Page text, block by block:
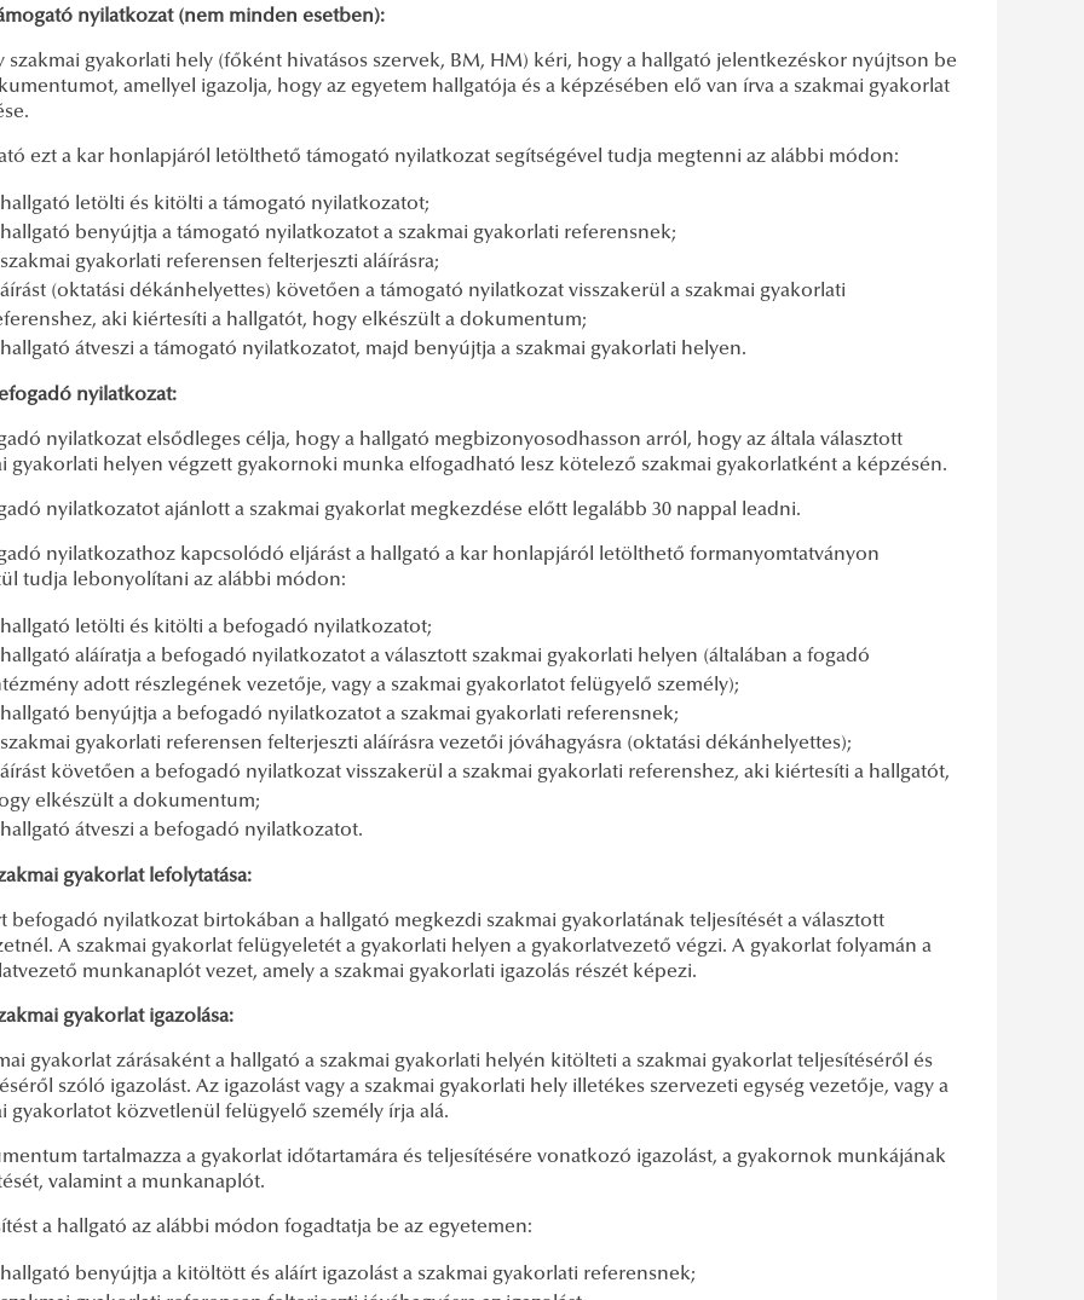
nyilatkozat (nem minden esetben):
szakmai gyakorlati hely (főként hivatásos szervek, BM, HM) kéri, hogy a hallgató jelentkezéskor nyújtson be
amellyel igazolja, hogy az egyetem hallgatója és a képzésében elő van írva a szakmai gyakorlat
ezt a kar honlapjáról letölthető támogató nyilatkozat segítségével tudja megtenni az alábbi módon:
letölti és kitölti a támogató nyilatkozatot;
benyújtja a támogató nyilatkozatot a szakmai gyakorlati referensnek;
gyakorlati referensen felterjeszti aláírásra;
(oktatási dékánhelyettes) követően a támogató nyilatkozat visszakerül a szakmai gyakorlati
aki kiértesíti a hallgatót, hogy elkészült a dokumentum;
átveszi a támogató nyilatkozatot, majd benyújtja a szakmai gyakorlati helyen.
nyilatkozat:
nyilatkozat elsődleges célja, hogy a hallgató megbizonyosodhasson arról, hogy az általa választott
gyakorlati helyen végzett gyakornoki munka elfogadható lesz kötelező szakmai gyakorlatként a képzésén.
nyilatkozatot ajánlott a szakmai gyakorlat megkezdése előtt legalább 30 nappal leadni.
nyilatkozathoz kapcsolódó eljárást a hallgató a kar honlapjáról letölthető formanyomtatványon
tudja lebonyolítani az alábbi módon:
letölti és kitölti a befogadó nyilatkozatot;
aláíratja a befogadó nyilatkozatot a választott szakmai gyakorlati helyen (általában a fogadó
adott részlegének vezetője, vagy a szakmai gyakorlatot felügyelő személy);
benyújtja a befogadó nyilatkozatot a szakmai gyakorlati referensnek;
gyakorlati referensen felterjeszti aláírásra vezetői jóváhagyásra (oktatási dékánhelyettes);
követően a befogadó nyilatkozat visszakerül a szakmai gyakorlati referenshez, aki kiértesíti a hallgatót,
elkészült a dokumentum;
átveszi a befogadó nyilatkozatot.
gyakorlat lefolytatása:
befogadó nyilatkozat birtokában a hallgató megkezdi szakmai gyakorlatának teljesítését a választott
A szakmai gyakorlat felügyeletét a gyakorlati helyen a gyakorlatvezető végzi. A gyakorlat folyamán a
munkanaplót vezet, amely a szakmai gyakorlati igazolás részét képezi.
gyakorlat igazolása:
gyakorlat zárásaként a hallgató a szakmai gyakorlati helyén kitölteti a szakmai gyakorlat teljesítéséről és
szóló igazolást. Az igazolást vagy a szakmai gyakorlati hely illetékes szervezeti egység vezetője, vagy a
gyakorlatot közvetlenül felügyelő személy írja alá.
tartalmazza a gyakorlat időtartamára és teljesítésére vonatkozó igazolást, a gyakornok munkájának
valamint a munkanaplót.
a hallgató az alábbi módon fogadtatja be az egyetemen:
benyújtja a kitöltött és aláírt igazolást a szakmai gyakorlati referensnek;